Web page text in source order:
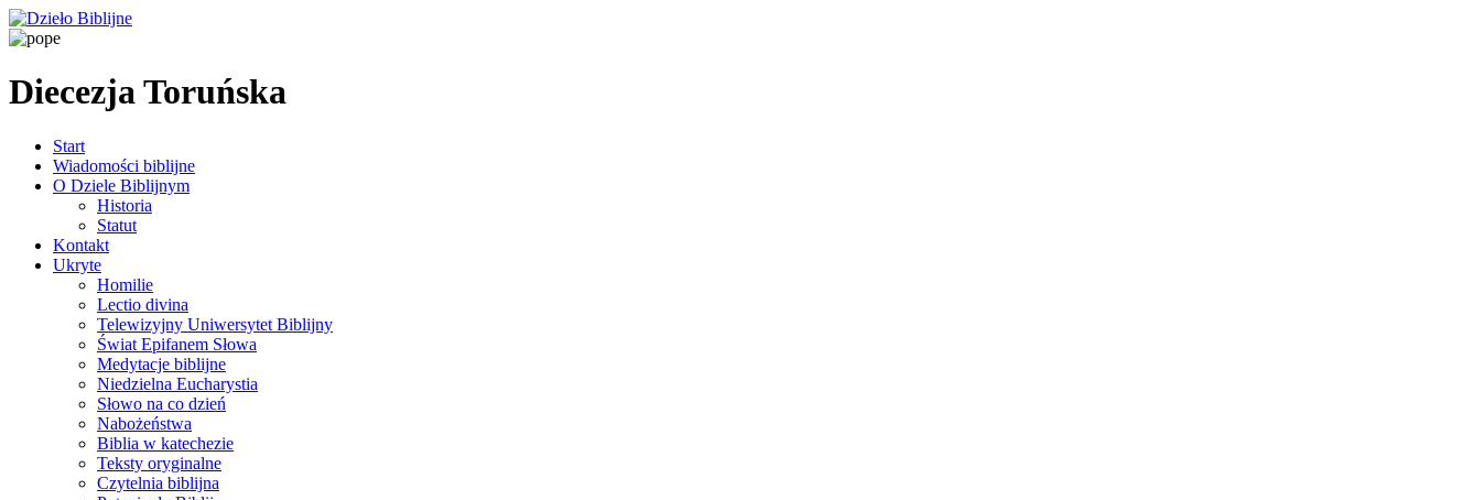
Diecezja Toruńska
Start
Wiadomości biblijne
O Dziele Biblijnym
Historia
Statut
Kontakt
Ukryte
Homilie
Lectio divina
Telewizyjny Uniwersytet Biblijny
Świat Epifanem Słowa
Medytacje biblijne
Niedzielna Eucharystia
Słowo na co dzień
Nabożeństwa
Biblia w katechezie
Teksty oryginalne
Czytelnia biblijna